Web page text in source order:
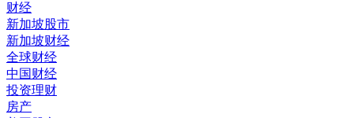
财经
新加坡股市
新加坡财经
全球财经
中国财经
投资理财
房产